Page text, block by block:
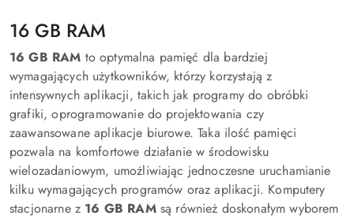
16 GB RAM
16 GB RAM to optymalna pamięć dla bardziej
wymagających użytkowników, którzy korzystają z
intensywnych aplikacji, takich jak programy do obróbki
grafiki, oprogramowanie do projektowania czy
zaawansowane aplikacje biurowe. Taka ilość pamięci
pozwala na komfortowe działanie w środowisku
wielozadaniowym, umożliwiając jednoczesne uruchamianie
kilku wymagających programów oraz aplikacji. Komputery
stacjonarne z 16 GB RAMsą również doskonałym wyborem